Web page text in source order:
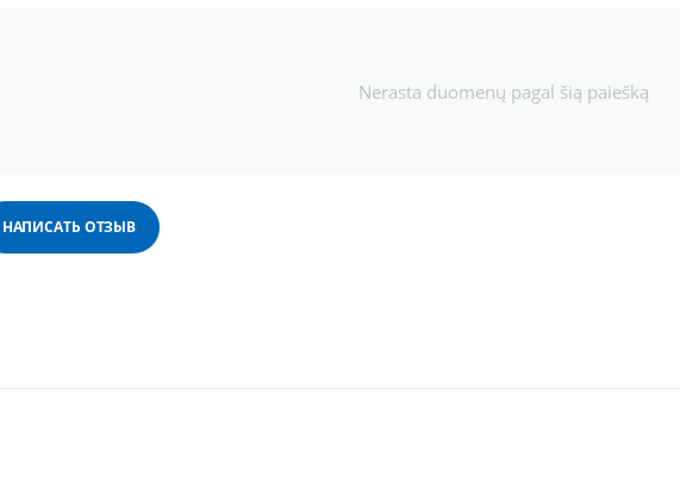
Nerasta duomenų pagal šią paiešką
НАПИСАТЬ ОТЗЫВ